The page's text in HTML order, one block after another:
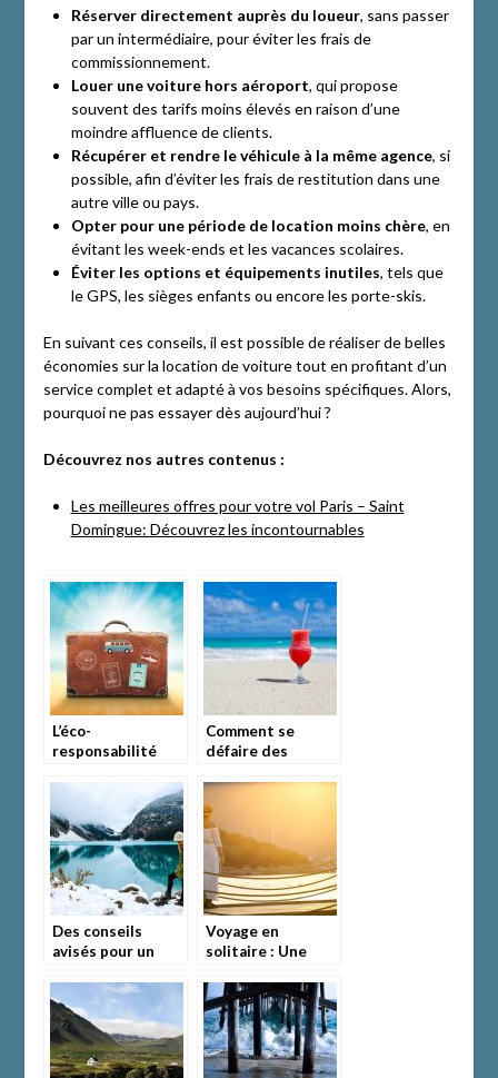
Réserver directement auprès du loueur, sans passer
par un intermédiaire, pour éviter les frais de
commissionnement.
Louer une voiture hors aéroport, qui propose
souvent des tarifs moins élevés en raison d’une
moindre affluence de clients.
Récupérer et rendre le véhicule à la même agence, si
possible, afin d’éviter les frais de restitution dans une
autre ville ou pays.
Opter pour une période de location moins chère, en
évitant les week-ends et les vacances scolaires.
Éviter les options et équipements inutiles, tels que
le GPS, les sièges enfants ou encore les porte-skis.
En suivant ces conseils, il est possible de réaliser de belles
économies sur la location de voiture tout en profitant d’un
service complet et adapté à vos besoins spécifiques. Alors,
pourquoi ne pas essayer dès aujourd’hui ?
Découvrez nos autres contenus :
Les meilleures offres pour votre vol Paris – Saint
Domingue: Découvrez les incontournables
L’éco-
responsabilité
Comment se
défaire des
organisations
strictes de
voyage?
Des conseils
avisés pour un
Voyage en
solitaire : Une
enrichissante